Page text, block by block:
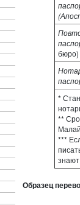
бюро)
*
**
***
знают.
Образец